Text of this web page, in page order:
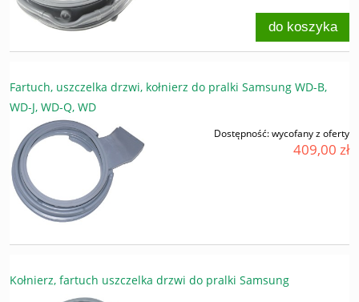
do koszyka
Fartuch, uszczelka drzwi, kołnierz do pralki Samsung WD-B,
WD-J, WD-Q, WD
Dostępność:wycofany z oferty
409,00 zł
Kołnierz, fartuch uszczelka drzwi do pralki Samsung